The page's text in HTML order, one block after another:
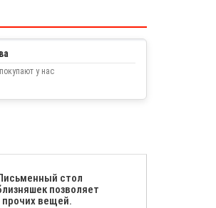
у нас
стол
позволяет
вещей.